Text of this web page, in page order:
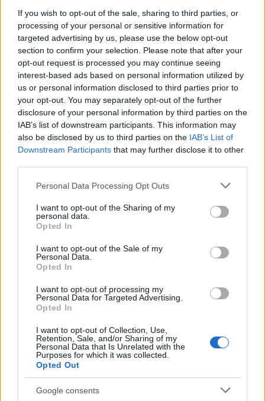
If you wish to opt-out of the sale, sharing to third parties, or
processing of your personal or sensitive information for
targeted advertising by us, please use the below opt-out
section to confirm your selection. Please note that after your
opt-out request is processed you may continue seeing
interest-based ads based on personal information utilized by
us or personal information disclosed to third parties prior to
your opt-out. You may separately opt-out of the further
disclosure of your personal information by third parties on the
IAB’s list of downstream participants. This information may
also be disclosed by us to third parties on the IAB’s List of
Downstream Participants that may further disclose it to other
Please note that this website/app uses one or more Google
not limited to your visit or usage behaviour. You may click to
grant or deny consent to Google and its third-party tags to
use your data for below specified purposes in below Google
consent section.
Personal Data Processing Opt Outs
I want to opt-out of the Sharing of my
personal data.
Opted In
I want to opt-out of the Sale of my
Personal Data.
Opted In
I want to opt-out of processing my
Personal Data for Targeted Advertising.
Opted In
I want to opt-out of Collection, Use,
Retention, Sale, and/or Sharing of my
Personal Data that Is Unrelated with the
Purposes for which it was collected.
Opted Out
Google consents
Pozsonyban is elengedhetetlen nyári vendég lett a jó
öreg, s mégis megunhatatlan Shakespeare. Előbb
csak prágai vendégjátékokról szóltak a hírek, de már
évek óta saját előadásokat is létrehoznak. Pozsony
után…
Színházi egypercesek - a 80-as évek
eleje
szinhazhu•2012. augusztus 15.
Színházi egypercesek címmel indított sorozatot a
színigazdaság.hu-n dr. Venczel Sándor színigazdász,
költségvetési főfelügyelő. A mostani epizódban a 80-
as évek elején és K. városában járunk...
Fesztiválközpont és a Magyar
Turizmus Zrt.
szinhazhu•2012. augusztus 15.
Stratégiai együttműködési megállapodást írt alá a
Budapesti Fesztiválközpont Nonprofit Kft. és a
Magyar Turizmus Zrt., mivel a Budapesti Tavaszi
Fesztivál (BTF) célközönségének jelentős részét a
külföldi vendégek adják.